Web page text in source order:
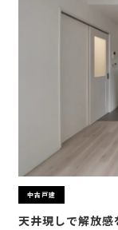
中古戸建
天井現しで解放感